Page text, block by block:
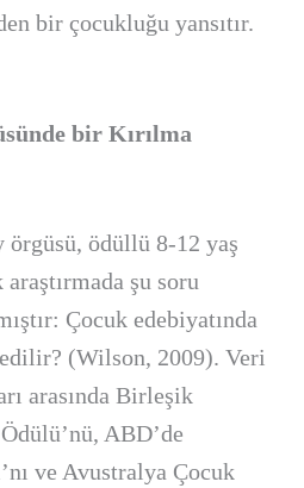
bir çocukluğu yansıtır.
bir Kırılma
örgüsü, ödüllü 8-12 yaş
şu soru
Çocuk edebiyatında
(Wilson, 2009). Veri
arasında Birleşik
ABD’de
ve Avustralya Çocuk